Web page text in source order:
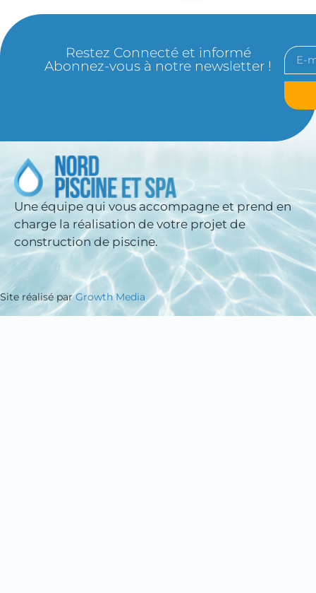
Restez Connecté et informé
Abonnez-vous à notre newsletter !
Une équipe qui vous accompagne et prend en
charge la réalisation de votre projet de
construction de piscine.
Site réalisé parGrowth Media